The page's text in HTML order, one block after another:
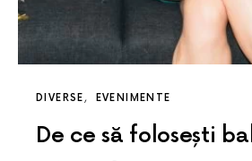
DIVERSE EVENIMENTE
De ce să folosești